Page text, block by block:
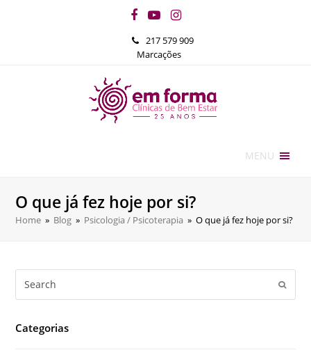
Facebook
YouTubeInstagram
217 579 909
Marcações
MENU
O que já fez hoje por si?
Home » Blog » Psicologia / Psicoterapia » O que já fez hoje por si?
Categorias